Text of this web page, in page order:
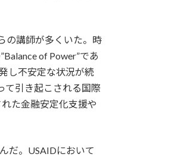
の講師が多くいた。時
of Power”であ
し不安定な状況が続
て引き起こされる国際
た金融安定化支援や
だ。USAIDにおいて